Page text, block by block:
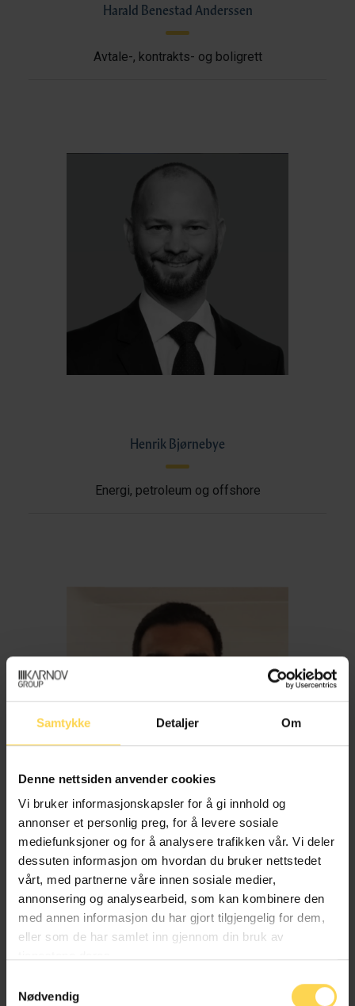
Samtykke Detaljer Om
Denne nettsiden anvender cookies
Vi bruker informasjonskapsler for å gi innhold og
annonser et personlig preg, for å levere sosiale
mediefunksjoner og for å analysere trafikken vår. Vi deler
dessuten informasjon om hvordan du bruker nettstedet
vårt, med partnerne våre innen sosiale medier,
annonsering og analysearbeid, som kan kombinere den
med annen informasjon du har gjort tilgjengelig for dem,
eller som de har samlet inn gjennom din bruk av
Nødvendig
Harald Benestad Anderssen
Avtale-, kontrakts- og boligrett
Henrik Bjørnebye
Energi, petroleum og offshore
Imran Haider
Trygderett og pensjonsrett